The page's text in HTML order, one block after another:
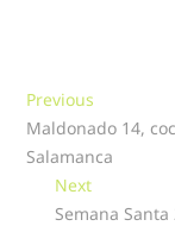
Navegación
de
entradas
Previous
post:
Maldonado 14,
Salamanca
NextNext
post:
Semana